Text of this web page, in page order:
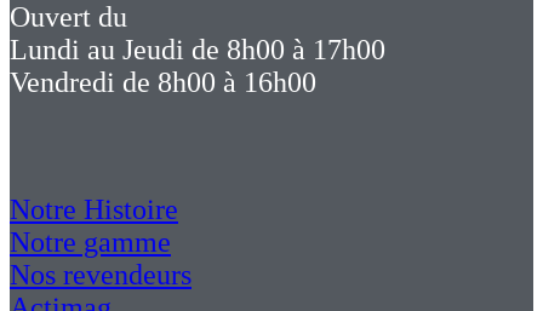
Ouvert du
Lundi au Jeudi de 8h00 à 17h00
Vendredi de 8h00 à 16h00
Notre Histoire
Notre gamme
Nos revendeurs